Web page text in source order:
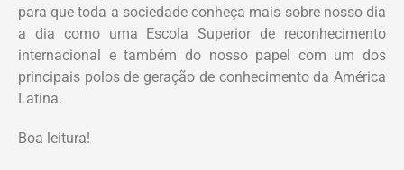
para que toda a sociedade conheça mais sobre nosso dia
a dia como uma Escola Superior de reconhecimento
internacional e também do nosso papel com um dos
principais polos de geração de conhecimento da América
Latina.
Boa leitura!